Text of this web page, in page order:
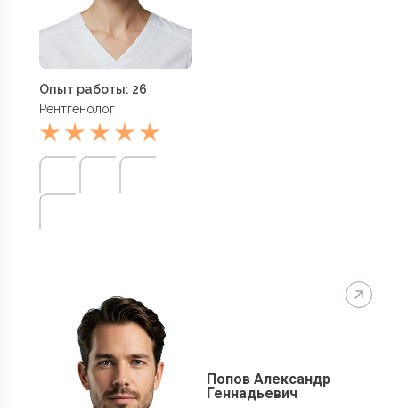
Опыт работы: 26
Рентгенолог
Попов Александр
Геннадьевич